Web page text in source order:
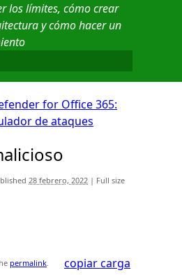
los límites, cómo crear
y cómo hacer un
for Office 365:
de ataques
28 febrero, 2022 | Full size
copiar carga
permalink